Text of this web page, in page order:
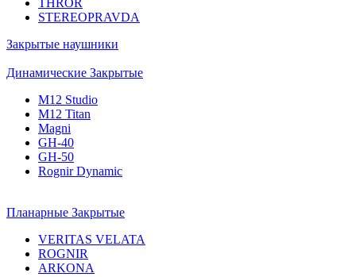
STEREOPRAVDA
Закрытые наушники
Динамические Закрытые
M12 Studio
M12 Titan
Magni
GH-40
GH-50
Rognir Dynamic
Планарные Закрытые
VERITAS VELATA
ROGNIR
ARKONA